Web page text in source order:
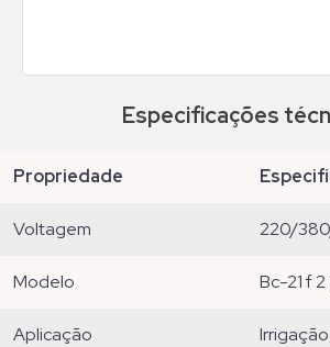
Especificações
propriedade
voltagem 220/
modelo bc-21 f
aplicação
irrigação, cabines de